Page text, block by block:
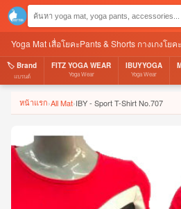
Yoga Mat เสื่อโยคะPants & Shorts กางเกงโยคะ
🏷️ Brand
แบรนด์
FITZ YOGA WEAR
Yoga Wear
IBUYYOGA
Yoga Wear
หน้าแรก›All Mat›IBY - Sport T-Shirt No.707